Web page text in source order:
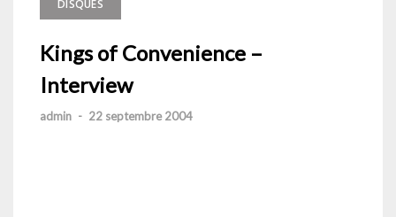
DISQUES
Kings of Convenience –
Interview
admin - 22 septembre 2004